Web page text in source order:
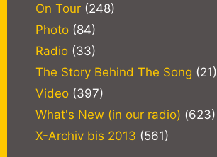
On Tour (248)
Photo (84)
Radio (33)
The Story Behind The Song (21)
Video (397)
What's New (in our radio) (623)
X-Archiv bis 2013 (561)